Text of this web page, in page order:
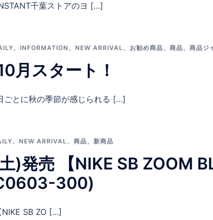
千葉ストアのヨ […]
、 INFORMATION 、 NEW ARRIVAL、 お勧め商品、 商品、 商品ジ
月スタート！
ごとに秋の季節が感じられる […]
、 NEW ARRIVAL、 商品、 新商品
)発売 【NIKE SB ZOOM
300)
SB ZO […]